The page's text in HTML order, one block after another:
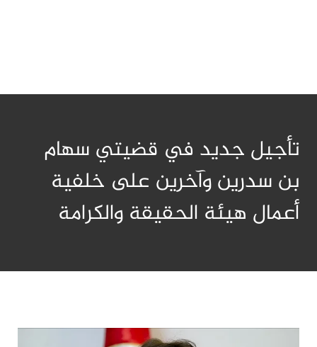
تأجيل جديد في قضيتي سهام
بن سدرين وآخرين على خلفية
أعمال هيئة الحقيقة والكرامة